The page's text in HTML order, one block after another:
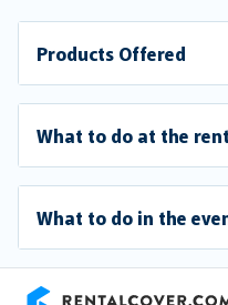
Products Offered
What to do at the
What to do in the